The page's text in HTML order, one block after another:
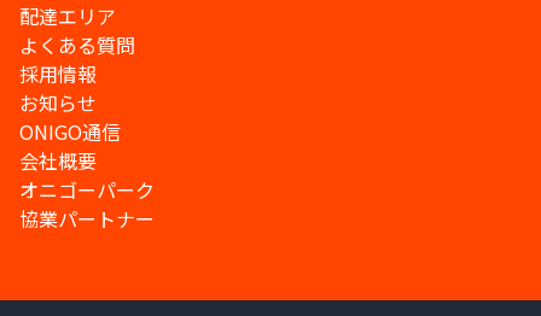
配達エリア
よくある質問
採用情報
お知らせ
ONIGO通信
会社概要
オニゴーパーク
協業パートナー